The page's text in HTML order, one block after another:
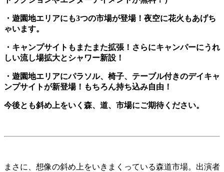
・遊園地エリアにも3つの市場が登場！夜空に花火もあげち
ゃいます。
・キャンプサイトもまたまた拡張！さらにキャンパーにうれ
しい流し場拡大とシャワー新設！
・遊園地エリアにパラソル、椅子、テーブル付きのデイキャ
ンプサイトが新登場！もちろん持ち込み自由！
今後とも斜め上をいく森、道、市場にご期待ください。
まさに、想像の斜め上をいきまくっている森道市場。出演者